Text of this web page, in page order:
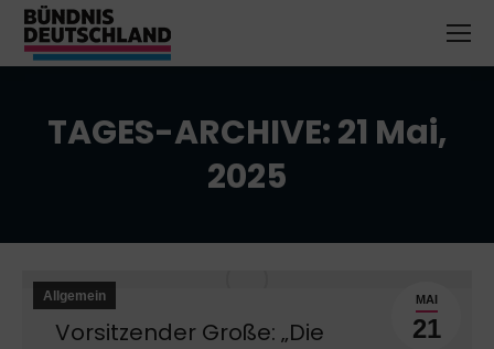
TAGES-ARCHIVE:21 Mai,
2025
MAI
21
Allgemein
Vorsitzender Große: „Die